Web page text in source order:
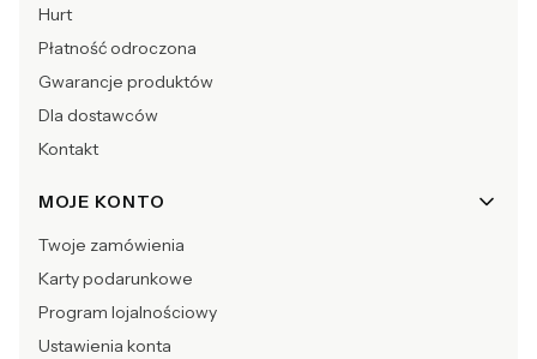
Hurt
Płatność odroczona
Gwarancje produktów
Dla dostawców
Kontakt
MOJE KONTO
Twoje zamówienia
Karty podarunkowe
Program lojalnościowy
Ustawienia konta